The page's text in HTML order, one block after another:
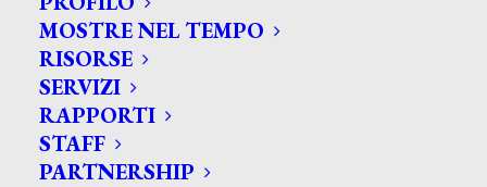
MOSTRE NEL TEMPO
RISORSE
SERVIZI
RAPPORTI
STAFF
PARTNERSHIP
CERCA TRA GLI ARTISTI:
Search
for: